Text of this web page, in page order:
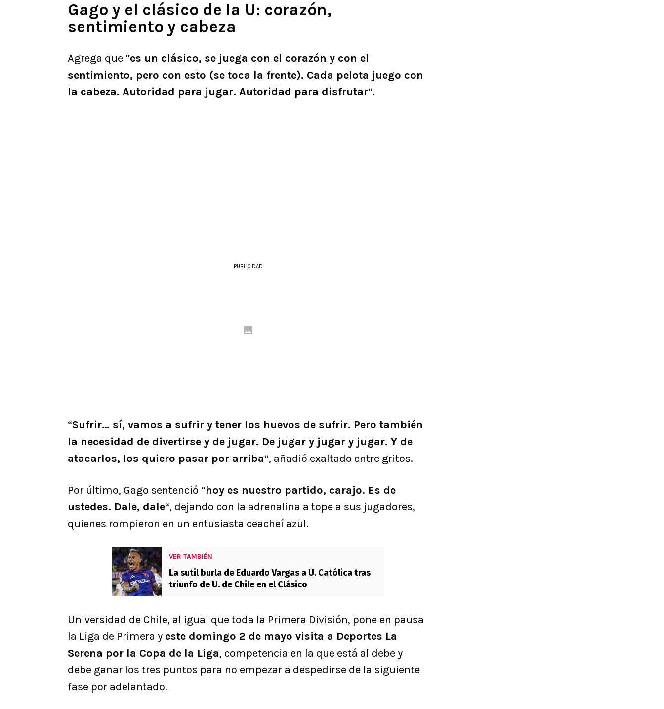
Gago y el clásico de la U: corazón,
sentimiento y cabeza
Agrega que “es un clásico, se juega con el corazón y con el
sentimiento, pero con esto (se toca la frente). Cada pelota juego con
la cabeza. Autoridad para jugar. Autoridad para disfrutar“.
PUBLICIDAD
“Sufrir… sí, vamos a sufrir y tener los huevos de sufrir. Pero también
la necesidad de divertirse y de jugar. De jugar y jugar y jugar. Y de
atacarlos, los quiero pasar por arriba“, añadió exaltado entre gritos.
Por último, Gago sentenció “hoy es nuestro partido, carajo. Es de
ustedes. Dale, dale“, dejando con la adrenalina a tope a sus jugadores,
quienes rompieron en un entusiasta ceacheí azul.
VER TAMBIÉN
La sutil burla de Eduardo Vargas a U. Católica tras
triunfo de U. de Chile en el Clásico
Universidad de Chile, al igual que toda la Primera División, pone en pausa
la Liga de Primera y este domingo 2 de mayo visita a Deportes La
Serena por la Copa de la Liga, competencia en la que está al debe y
debe ganar los tres puntos para no empezar a despedirse de la siguiente
fase por adelantado.